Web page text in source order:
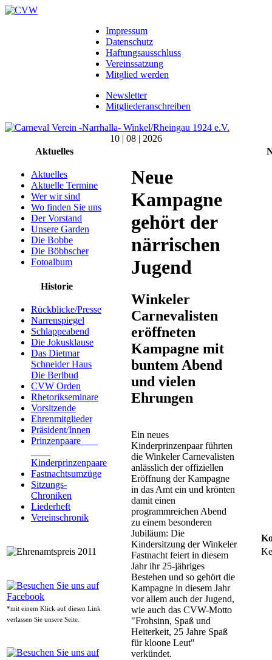
Impressum
Datenschutz
Haftungsausschluss
Vereinssatzung
Mitglied werden
Newsletter
Mitgliederanschreiben
10 | 08 | 2026
Aktuelles
Aktuelles
Aktuelle Termine
Wer wir sind
Wo finden Sie uns
Der Vorstand
Unsere Garden
Die Bobbe
Die Böbbscher
Fotoalbum
Historie
Rückblicke/Presse
Narrenspiegel
Schlappeabend
Die Jokusklause
Das Dietmar
Schneider Haus
Die Berlbud
CVW Orden
Rhetorikseminare
Vorsitzende
Ehrenmitglieder
Präsident/Innen
Prinzenpaare
Kinderprinzenpaare
Fastnachtsumzüge
Sitzungs-
Chroniken
Liederheft
Vereinschronik
*mit einem Klick auf diesen Link
verlassen Sie unsere Seite.
Neue
Kampagne
gehört der
närrischen
Jugend
Winkeler
Carnevalisten
eröffneten
Kampagne mit
buntem Abend
und vielen
Ehrungen
Ein neues
Kinderprinzenpaar führten
die Winkeler Carnevalisten
anlässlich der offiziellen
Eröffnung der Kampagne
in das Amt ein und krönten
damit einen
programmreichen Abend
zu einem besonderen
Jubiläum: Die
Kindersitzung der Winkeler
Fastnacht feiert in diesem
Jahr ihr 25-jähriges
Bestehen und so gehört die
Kampagne in diesem Jahr
vor allem auch der Jugend,
wie auch das CVW-Motto
"Frohsinn, Spaß und
Heiterkeit, 25 Jahre Spaß
für kloone Leut"
verkündet.